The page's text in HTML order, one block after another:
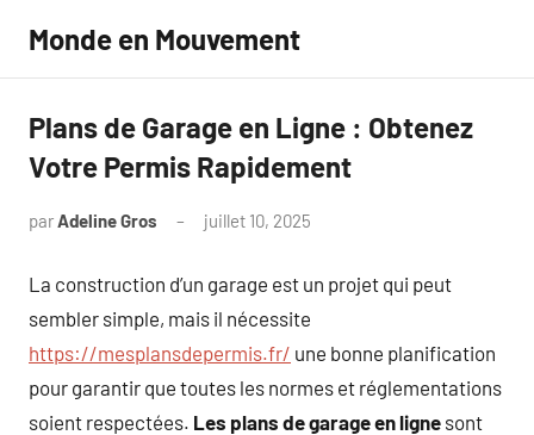
contenu
Monde en Mouvement
Plans de Garage en Ligne : Obtenez
Votre Permis Rapidement
parAdeline Gros juillet 10, 2025
La construction d’un garage est un projet qui peut
sembler simple, mais il nécessite
https://mesplansdepermis.fr/ une bonne planification
pour garantir que toutes les normes et réglementations
soient respectées. Les plans de garage en ligne sont